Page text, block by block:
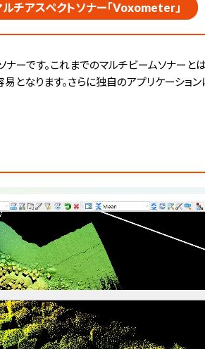
ルチアスペクトソナー「Voxometer」
です。これまでのマルチビームソナーと
なります。さらに独自のアプリケーショ